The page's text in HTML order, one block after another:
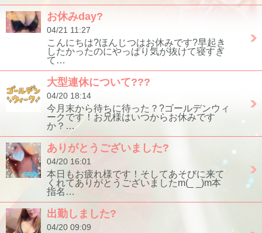
お休みday?
04/21 11:27
こんにちは?ほんじつはお休みです?早起き
したかったのにやっぱり気が抜けて寝すぎ
て…
大型連休について???
04/20 18:14
今月末から待ちに待った？?ゴールデンウィ
ークです！お兄様はいつからお休みです
か？…
ありがとうございました?
04/20 16:01
本日もお疲れ様です！そしてあそびに来て
くれてありがとうございましたm(_ _)m本
指名…
出勤しました?
04/20 09:09